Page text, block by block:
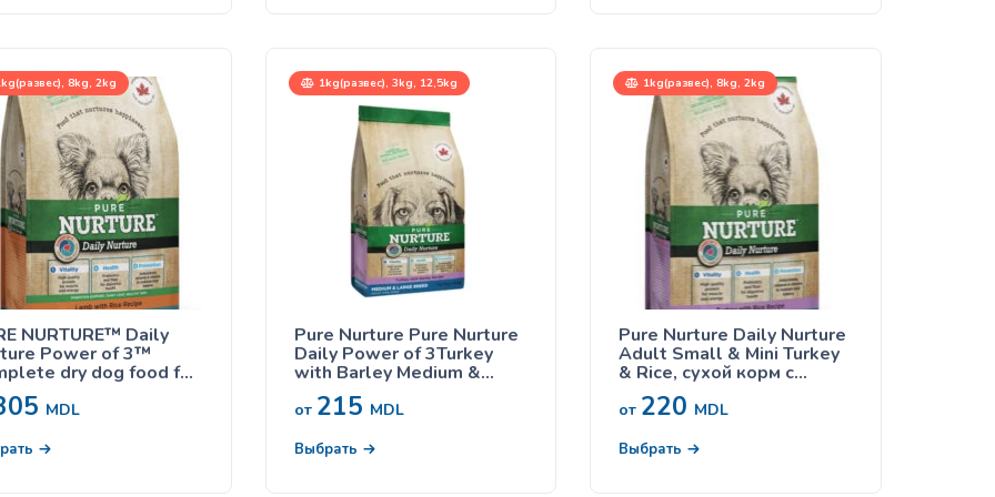
8kg, 2kg
NURTURE™ Daily
Power of 3™
dry dog food for
small and mini
lamb with rice,
для собак мелких
MDL
1kg(развес), 3kg, 12,5kg
Pure Nurture Pure Nurture
Daily Power of 3Turkey
with Barley Medium &
Large Adult, сухой корм с
индейкой и ячменем для
пород
от 215 MDL
Выбрать
1kg(развес), 8kg, 2kg
Pure Nurture Daily Nurture
Adult Small & Mini Turkey
& Rice, сухой корм с
индейкой и рисом для
собак мелких пород
от 220 MDL
Выбрать